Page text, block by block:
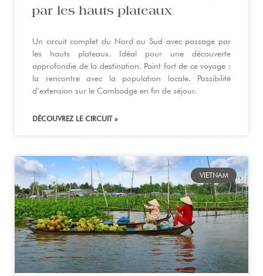
par les hauts plateaux
Un circuit complet du Nord au Sud avec passage par
les hauts plateaux. Idéal pour une découverte
approfondie de la destination. Point fort de ce voyage :
la rencontre avec la population locale. Possibilité
d’extension sur le Cambodge en fin de séjour.
DÉCOUVREZ LE CIRCUIT »
VIETNAM